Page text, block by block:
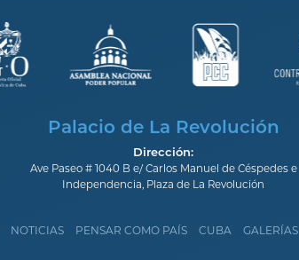
Palacio de La Revolución
Dirección:
Ave Paseo # 1040 B e/ Carlos Manuel de Céspedes e
Independencia, Plaza de La Revolución
NOTICIAS PENSAR COMO PAÍS CUBA GALERÍAS